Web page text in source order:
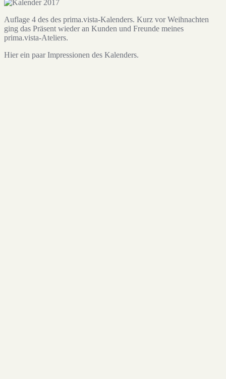
Auflage 4 des des prima.vista-Kalenders. Kurz vor Weihnachten
ging das Präsent wieder an Kunden und Freunde meines
prima.vista-Ateliers.
Hier ein paar Impressionen des Kalenders.